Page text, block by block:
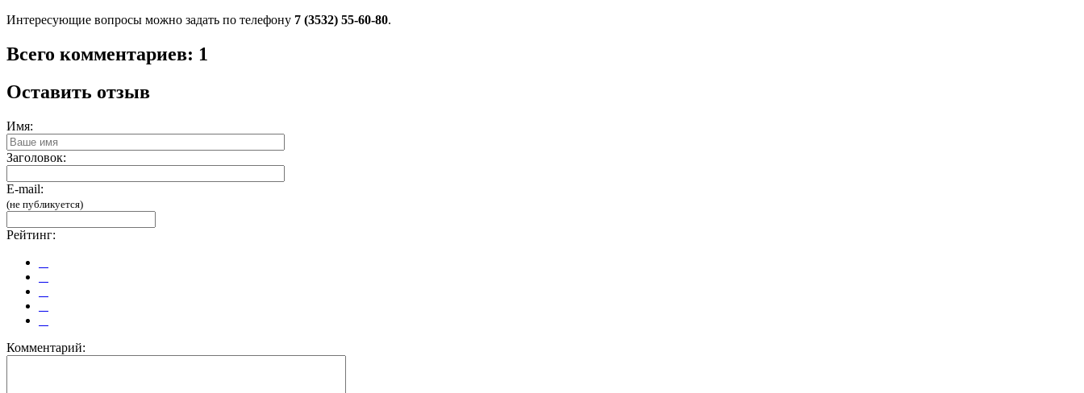
Интересующие вопросы можно задать по телефону 7 (3532) 55-60-80.
Всего комментариев: 1
Оставить отзыв
Имя:
Заголовок:
E-mail:
(не публикуется)
Рейтинг:
Комментарий: